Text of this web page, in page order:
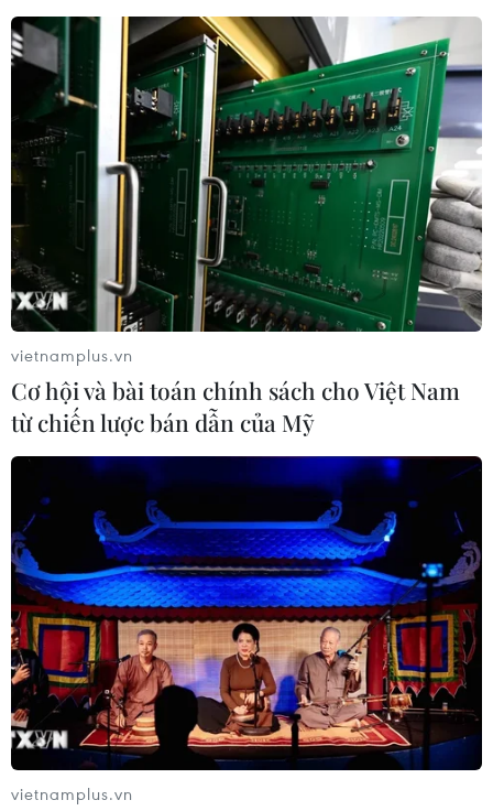
vietnamplus.vn
Cơ hội và bài toán chính sách cho Việt Nam
từ chiến lược bán dẫn của Mỹ
vietnamplus.vn